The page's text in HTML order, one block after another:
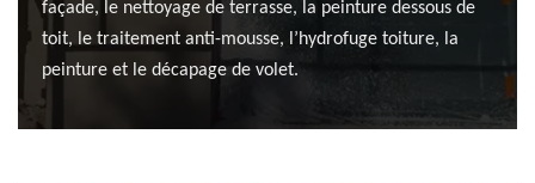
façade, le nettoyage de terrasse, la peinture dessous de
toit, le traitement anti-mousse, l’hydrofuge toiture, la
peinture et le décapage de volet.